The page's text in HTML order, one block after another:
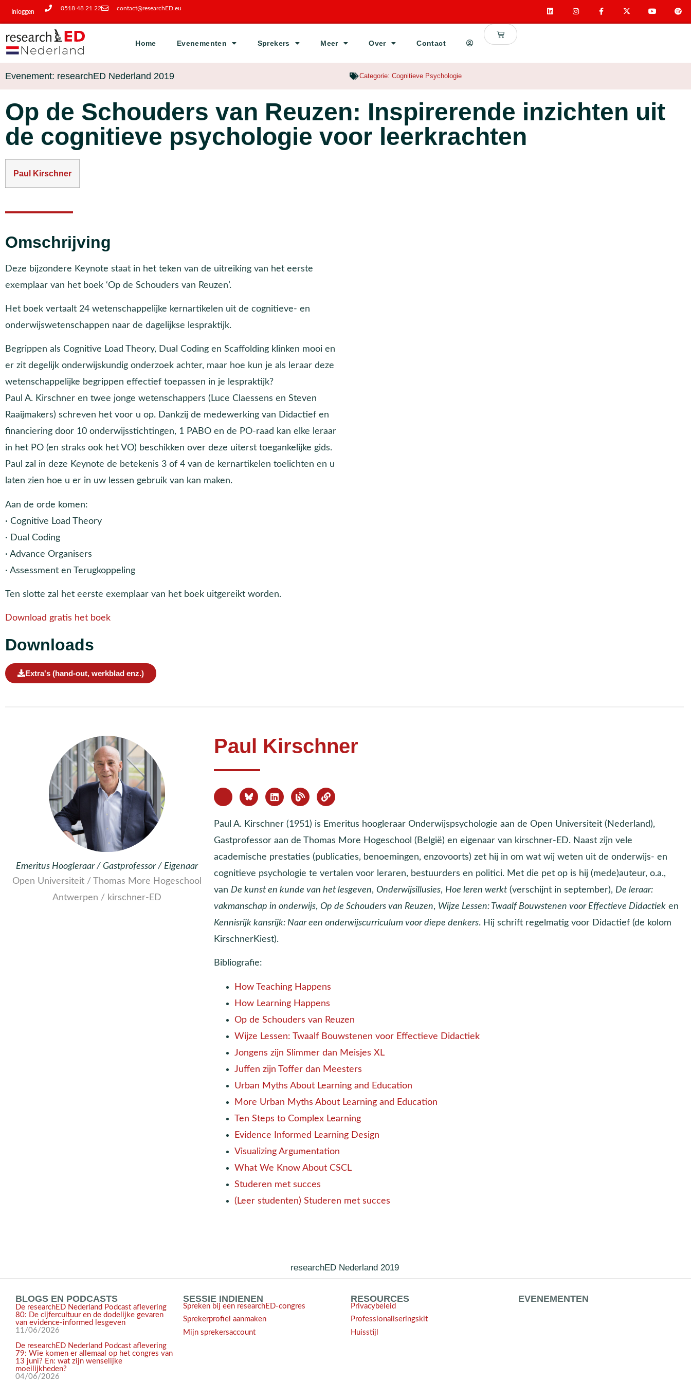
Inloggen
0518 48 21 22 contact@researchED.eu
Home Evenementen Sprekers Meer Over Contact
Evenement: researchED Nederland 2019 Categorie: Cognitieve Psychologie
Op de Schouders van Reuzen: Inspirerende inzichten uit
de cognitieve psychologie voor leerkrachten
Paul Kirschner
Omschrijving
Deze bijzondere Keynote staat in het teken van de uitreiking van het eerste
exemplaar van het boek ‘Op de Schouders van Reuzen’.
Het boek vertaalt 24 wetenschappelijke kernartikelen uit de cognitieve- en
onderwijswetenschappen naar de dagelijkse lespraktijk.
Begrippen als Cognitive Load Theory, Dual Coding en Scaffolding klinken mooi en
er zit degelijk onderwijskundig onderzoek achter, maar hoe kun je als leraar deze
wetenschappelijke begrippen effectief toepassen in je lespraktijk?
Paul A. Kirschner en twee jonge wetenschappers (Luce Claessens en Steven
Raaijmakers) schreven het voor u op. Dankzij de medewerking van Didactief en
financiering door 10 onderwijsstichtingen, 1 PABO en de PO-raad kan elke leraar
in het PO (en straks ook het VO) beschikken over deze uiterst toegankelijke gids.
Paul zal in deze Keynote de betekenis 3 of 4 van de kernartikelen toelichten en u
laten zien hoe u er in uw lessen gebruik van kan maken.
Aan de orde komen:
· Cognitive Load Theory
· Dual Coding
· Advance Organisers
· Assessment en Terugkoppeling
Ten slotte zal het eerste exemplaar van het boek uitgereikt worden.
Download gratis het boek
Downloads
Extra's (hand-out, werkblad enz.)
Emeritus Hoogleraar / Gastprofessor / Eigenaar
Open Universiteit / Thomas More Hogeschool
Antwerpen / kirschner-ED
Paul Kirschner
Paul A. Kirschner (1951) is Emeritus hoogleraar Onderwijspsychologie aan de Open Universiteit (Nederland),
Gastprofessor aan de Thomas More Hogeschool (België) en eigenaar van kirschner-ED. Naast zijn vele
academische prestaties (publicaties, benoemingen, enzovoorts) zet hij in om wat wij weten uit de onderwijs- en
cognitieve psychologie te vertalen voor leraren, bestuurders en politici. Met die pet op is hij (mede)auteur, o.a.,
van De kunst en kunde van het lesgeven, Onderwijsillusies, Hoe leren werkt (verschijnt in september), De leraar:
vakmanschap in onderwijs, Op de Schouders van Reuzen, Wijze Lessen: Twaalf Bouwstenen voor Effectieve Didactiek en
Kennisrijk kansrijk: Naar een onderwijscurriculum voor diepe denkers. Hij schrift regelmatig voor Didactief (de kolom
KirschnerKiest).
Bibliografie:
How Teaching Happens
How Learning Happens
Op de Schouders van Reuzen
Wijze Lessen: Twaalf Bouwstenen voor Effectieve Didactiek
Jongens zijn Slimmer dan Meisjes XL
Juffen zijn Toffer dan Meesters
Urban Myths About Learning and Education
More Urban Myths About Learning and Education
Ten Steps to Complex Learning
Evidence Informed Learning Design
Visualizing Argumentation
What We Know About CSCL
Studeren met succes
(Leer studenten) Studeren met succes
researchED Nederland 2019
BLOGS EN PODCASTS
De researchED Nederland Podcast aflevering
80: De cijfercultuur en de dodelijke gevaren
van evidence-informed lesgeven
11/06/2026
De researchED Nederland Podcast aflevering
79: Wie komen er allemaal op het congres van
13 juni? En: wat zijn wenselijke
moeilijkheden?
04/06/2026
SESSIE INDIENEN
Spreken bij een researchED-congres
Sprekerprofiel aanmaken
Mijn sprekersaccount
RESOURCES
Privacybeleid
Professionaliseringskit
Huisstijl
EVENEMENTEN